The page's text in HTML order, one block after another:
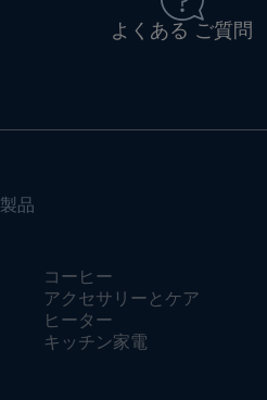
よくある ご質問
製品
コーヒー
アクセサリーとケア
ヒーター
キッチン家電